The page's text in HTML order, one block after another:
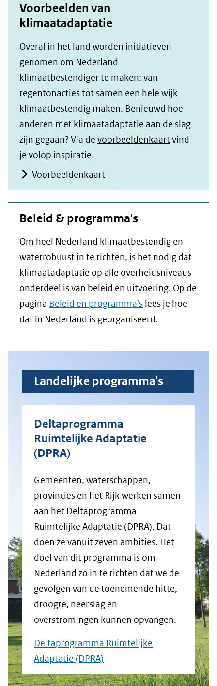
Voorbeelden van
klimaatadaptatie
Overal in het land worden initiatieven
genomen om Nederland
klimaatbestendiger te maken: van
regentonacties tot samen een hele wijk
klimaatbestendig maken. Benieuwd hoe
anderen met klimaatadaptatie aan de slag
zijn gegaan? Via de voorbeeldenkaartvind
je volop inspiratie!
Voorbeeldenkaart
Beleid & programma's
Om heel Nederland klimaatbestendig en
waterrobuust in te richten, is het nodig dat
klimaatadaptatie op alle overheidsniveaus
onderdeel is van beleid en uitvoering. Op de
pagina Beleid en programma's lees je hoe
dat in Nederland is georganiseerd.
Landelijke programma's
Deltaprogramma
Ruimtelijke Adaptatie
(DPRA)
Gemeenten, waterschappen,
provincies en het Rijk werken samen
aan het Deltaprogramma
Ruimtelijke Adaptatie (DPRA). Dat
doen ze vanuit zeven ambities. Het
doel van dit programma is om
Nederland zo in te richten dat we de
gevolgen van de toenemende hitte,
droogte, neerslag en
overstromingen kunnen opvangen.
Deltaprogramma Ruimtelijke
Adaptatie (DPRA)